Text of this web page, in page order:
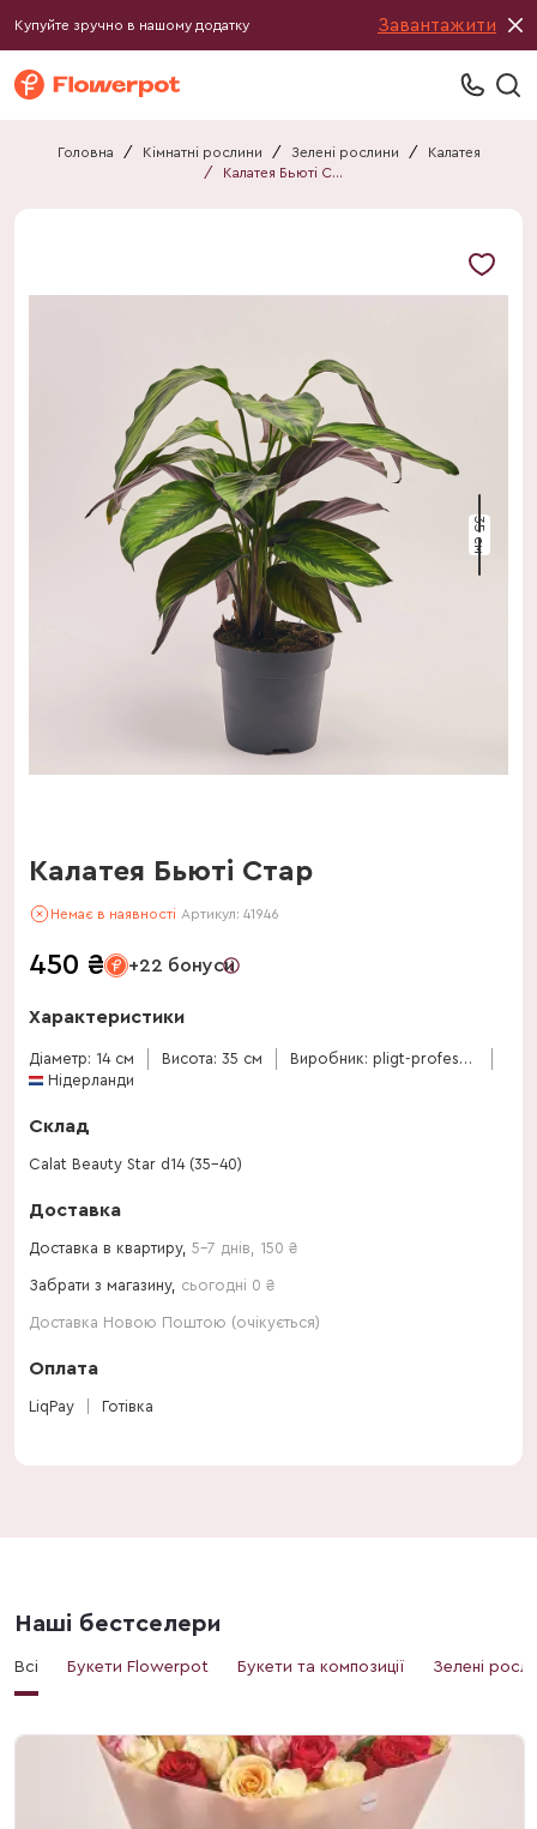
Купуйте зручно в нашому додатку Завантажити
Головна / Кімнатні рослини / Зелені рослини /
Калатея
/
Калатея Бьюті Стар
35 см
Калатея Бьюті Стар
Немає в наявності Артикул: 41946
450 ₴ +22 бонуси
Характеристики
Діаметр: 14 см Висота: 35 см
Виробник: pligt-professionals-bv
Нідерланди
Склад
Calat Beauty Star d14 (35-40)
Доставка
Доставка в квартиру, 5-7 днів 150 ₴
Забрати з магазину, сьогодні 0 ₴
Доставка Новою Поштою (очікується)
Оплата
LiqPay Готівка
Наші бестселери
Всі Букети Flowerpot Букети та композиції Зелені